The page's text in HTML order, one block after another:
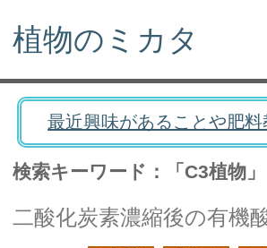
植物のミカタ
最近興味があることや肥
検索キーワード：「C3植物」
二酸化炭素濃縮後の有機